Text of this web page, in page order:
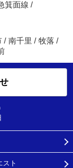
箕面線 /
/ 南千里 / 牧落 /
スト